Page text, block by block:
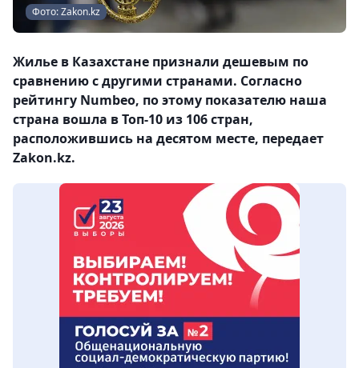
Фото: Zakon.kz
Жилье в Казахстане признали дешевым по
сравнению с другими странами. Согласно
рейтингу Numbeo, по этому показателю наша
страна вошла в Топ-10 из 106 стран,
расположившись на десятом месте, передает
Zakon.kz.